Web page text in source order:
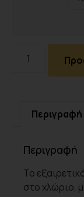
Περιγραφή
Περιγραφή
Το
στο χλώριο,